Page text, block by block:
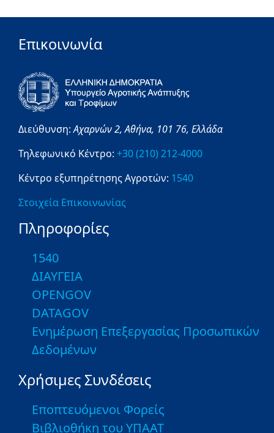
Επικοινωνία
Διεύθυνση:Αχαρνών 2,Αθήνα, 101 76, Ελλάδα
Τηλεφωνικό Κέντρο: +30 (210) 212-4000
Κέντρο εξυπηρέτησης Αγροτών: 1540
Στοιχεία Επικοινωνίας
Πληροφορίες
1540
ΔΙΑΥΓΕΙΑ
OPENGOV
DATAGOV
Ενημέρωση Επεξεργασίας Προσωπικών
Δεδομένων
Χρήσιμες Συνδέσεις
Εποπτευόμενοι Φορείς
Βιβλιοθήκη του ΥΠΑΑΤ